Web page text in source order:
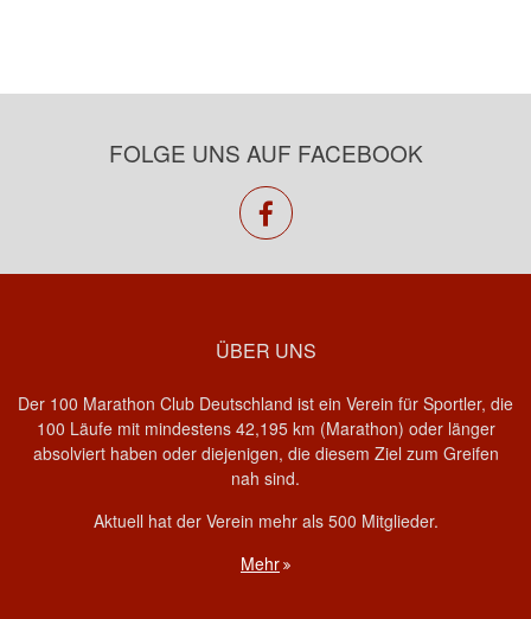
FOLGE UNS AUF FACEBOOK
facebook
ÜBER UNS
Der 100 Marathon Club Deutschland ist ein Verein für Sportler, die
100 Läufe mit mindestens 42,195 km (Marathon) oder länger
absolviert haben oder diejenigen, die diesem Ziel zum Greifen
nah sind.
Aktuell hat der Verein mehr als 500 Mitglieder.
Mehr